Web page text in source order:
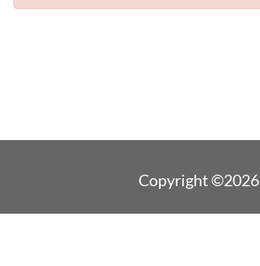
Copyright ©2026